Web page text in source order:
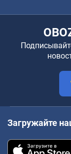
Загружайте